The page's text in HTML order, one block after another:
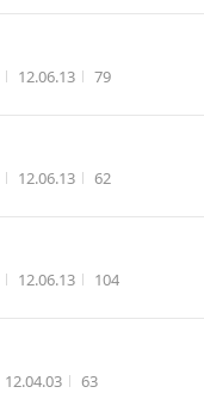
작성시간
12.06.13 조회수
79
작성시간
12.06.13 조회수
62
작성시간
12.06.13 조회수
104
작성시간
12.04.03 조회수
63